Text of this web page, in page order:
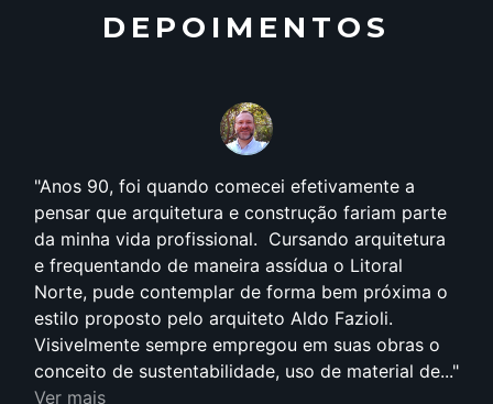
DEPOIMENTOS
Anos 90, foi quando comecei efetivamente a
pensar que arquitetura e construção fariam parte
da minha vida profissional. Cursando arquitetura
e frequentando de maneira assídua o Litoral
Norte, pude contemplar de forma bem próxima o
estilo proposto pelo arquiteto Aldo Fazioli.
Visivelmente sempre empregou em suas obras o
conceito de sustentabilidade, uso de material de...
Ver mais